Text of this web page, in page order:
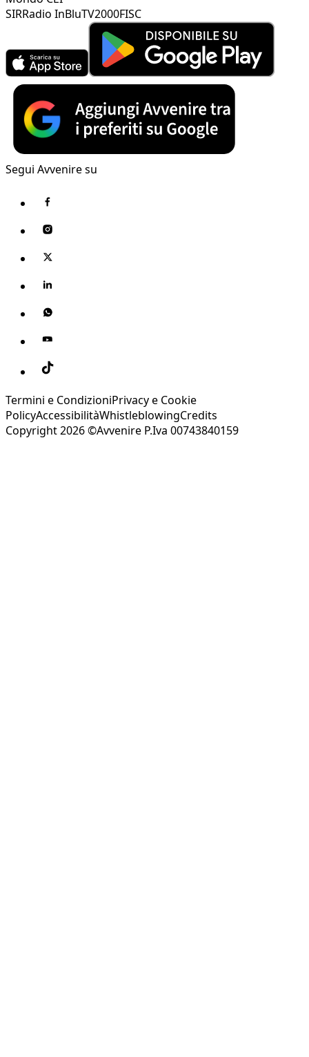
SIRRadio InBluTV2000FISC
Segui Avvenire su
Termini e CondizioniPrivacy e Cookie
PolicyAccessibilitàWhistleblowingCredits
Copyright 2026 ©Avvenire P.Iva 00743840159